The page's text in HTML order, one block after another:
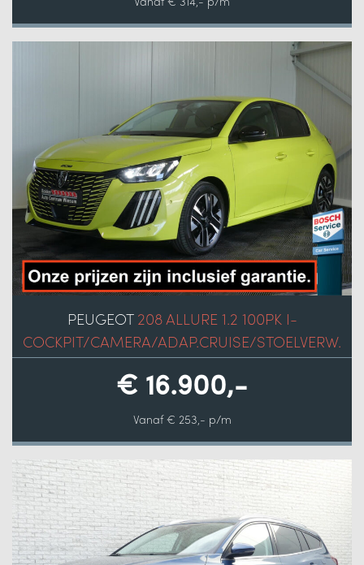
PEUGEOT208 ALLURE 1.2 100PK I-
COCKPIT/CAMERA/ADAP.CRUISE/STOELVERW.
€ 16.900,-
Vanaf € 253,- p/m